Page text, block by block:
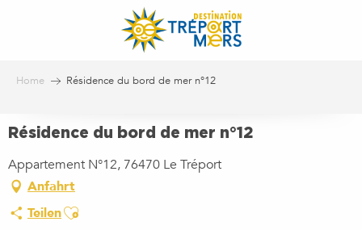
Home Résidence du bord de mer n°12
Résidence du bord de mer n°12
Appartement N°12, 76470 Le Tréport
Anfahrt
TeilenAjouter aux favoris